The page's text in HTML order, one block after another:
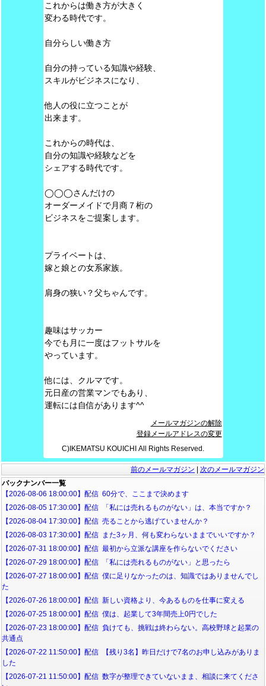
これからは働き方が大きく
変わる時代です。
自分らしい働き方
自分の持っている知識や経験、
スキルがビジネスになり、
他人の役に立つことが
出来ます。
これからの時代は、
自分の知識や経験などを
シェアする時代です。
◯◯◯さんだけの
オーダーメイドで月商７桁の
ビジネスをご提案します。
プライベートは、
嫁と娘との女系家族。
肩身の狭い？父ちゃんです。
趣味はサッカー
今でも月に一度はフットサルを
やっています。
他には、クルマです。
元日産の営業マンでもあり、
運転には自信があります^^
メールマガジンの解除
登録メールアドレスの変更
C)IKEMATSU KOUICHI All Rights Reserved.
前のメールマガジン
次のメールマガジン
バックナンバー一覧
【2026-08-06 18:00:00】配信 60分で、ここまで決めます
【2026-08-05 17:30:00】配信 「私には売れるものがない」は、本当ですか？
【2026-08-04 17:30:00】配信 売ることから逃げていませんか？
【2026-08-03 17:30:00】配信 また3ヶ月、何も変わらないままでいいですか？
【2026-07-31 18:00:00】配信 最初から立派な講座を作らないでください
【2026-07-29 18:00:00】配信 「私には売れるものがない」と思ったら
【2026-07-27 18:00:00】配信 僕に足りなかったのは、知識ではありませんでし
た
【2026-07-26 18:00:00】配信 新しい資格より、今あるものを仕事に変える
【2026-07-25 18:00:00】配信 僕は、起業して3年間売上0円でした
【2026-07-23 18:00:00】配信 負けても、挑戦は終わらない。高校野球と起業の
共通点
【2026-07-22 11:50:00】配信 【残り3名】昨日だけで7名のお申し込みがありま
した
【2026-07-21 11:50:00】配信 数字が整理できていないまま、相談に来てくださ